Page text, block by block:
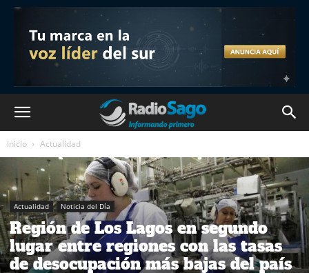
Inicio Actualidad
Actualidad Noticia del Día
Región de Los Lagos en segundo
lugar entre regiones con las tasas
de desocupación más bajas del país